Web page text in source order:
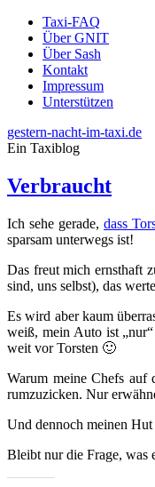
Taxi-FAQ
Über GNIT
Über Sash
Kontakt
Impressum
Unterstützen
gestern-nacht-im-taxi.de
Ein Taxiblog
Verbraucht
Ich sehe gerade, dass
sparsam unterwegs ist!
Das freut mich ernsthaft
sind, uns selbst), das
Es wird aber kaum
weiß, mein Auto ist
weit vor Torsten 🙂
Warum meine Chefs auf
rumzuzicken. Nur
Und dennoch meinen
Bleibt nur die Frage,